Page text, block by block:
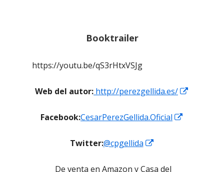
Booktrailer
https://youtu.be/qS3rHtxVSJg
Web del autor: http://perezgellida.es/
Facebook:CesarPerezGellida.Oficial
Twitter:@cpgellida
De venta en Amazon y Casa del